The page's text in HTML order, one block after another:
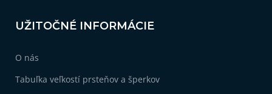
UŽITOČNÉ INFORMÁCIE
O nás
Tabuľka veľkostí prsteňov a šperkov